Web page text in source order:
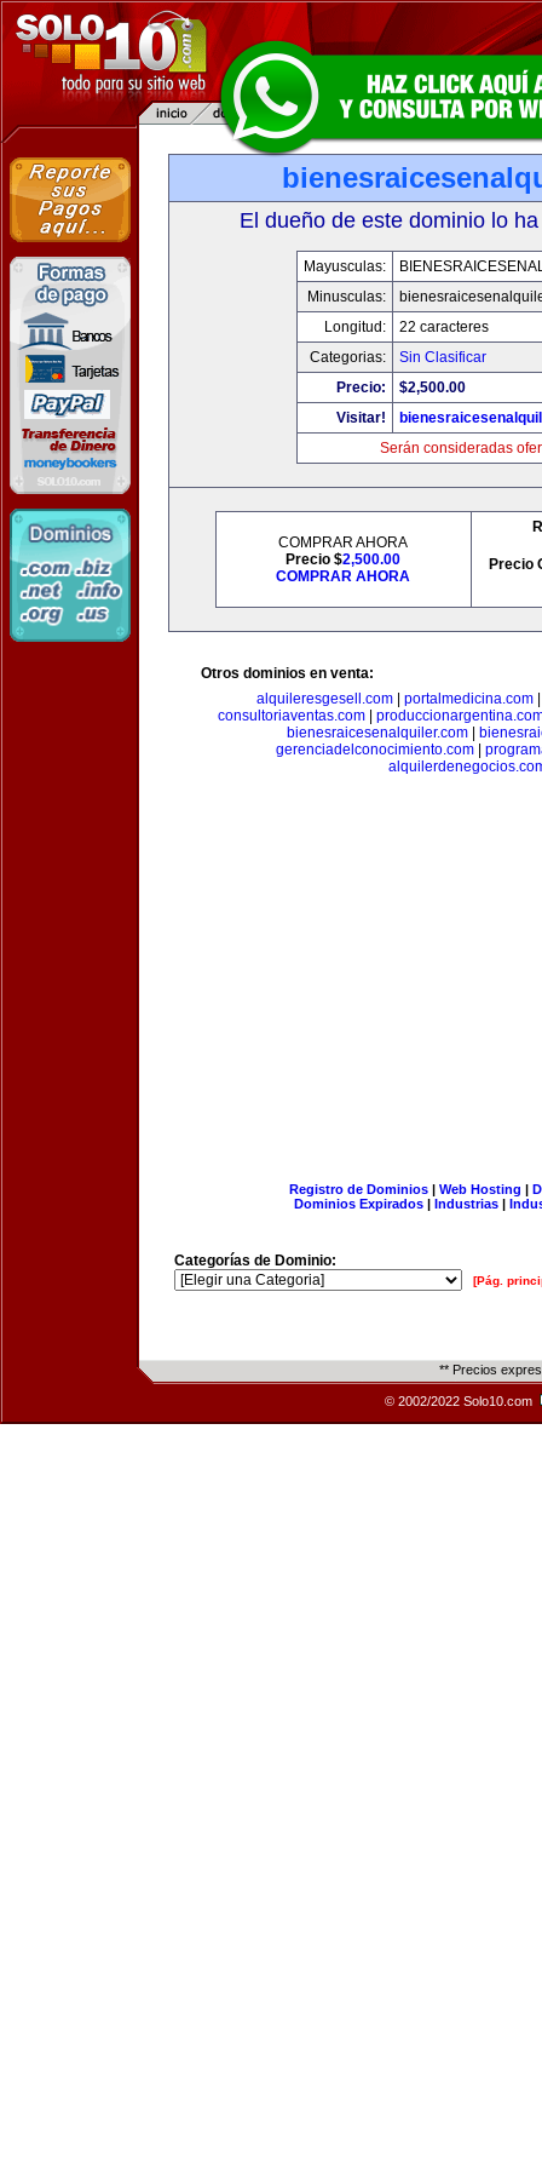
El dueño de este dominio lo
Mayusculas:
Minusculas:
Longitud:
22 caracteres
Categorias:
Sin Clasificar
Precio:
$2,500.00
Visitar!
Serán consideradas
COMPRAR AHORA
Precio $2,500.00
COMPRAR AHORA
Precio
Otros dominios en venta:
alquileresgesell.com| portalmedicina.com
consultoriaventas.com|
bienesraicesenalquiler.com|
gerenciadelconocimiento.com
Registro de Dominios| Web Hosting |
Dominios Expirados | Industrias |
Categorías de Dominio:
[Pág.
** Precios
© 2002/2022 Solo10.com